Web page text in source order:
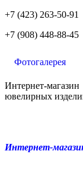
+7 (423) 263-50-91
+7 (908) 448-88-45
Фотогалерея
Интернет-магазин
ювелирных
Интернет-